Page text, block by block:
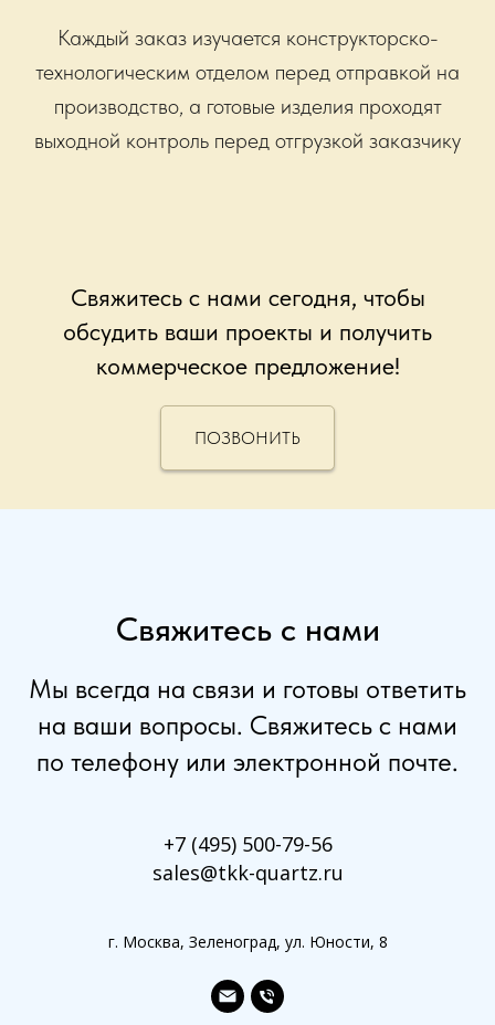
Каждый заказ изучается конструкторско-
технологическим отделом перед отправкой на
производство, а готовые изделия проходят
выходной контроль перед отгрузкой заказчику
Свяжитесь с нами сегодня, чтобы
обсудить ваши проекты и получить
коммерческое предложение!
ПОЗВОНИТЬ
Свяжитесь с нами
Мы всегда на связи и готовы ответить
на ваши вопросы. Свяжитесь с нами
по телефону или электронной почте.
+7 (495) 500-79-56
sales@tkk-quartz.ru
г. Москва, Зеленоград, ул. Юности, 8